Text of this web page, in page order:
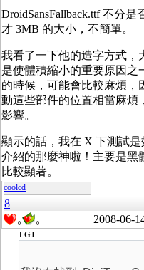
DroidSansFallback.ttf 不分
才 3MB 的大小，不簡單。
我看了一下他的造字方式，
是使體積縮小的重要原因之
的時候，可能會比較麻煩，
動這些部件的位置相當麻煩
影響。
顯示的話，我在 X 下測試
介紹的那麼神啦！主要是黑
比較顯著。
coolcd
8
0 0 2008-06-
LGJ